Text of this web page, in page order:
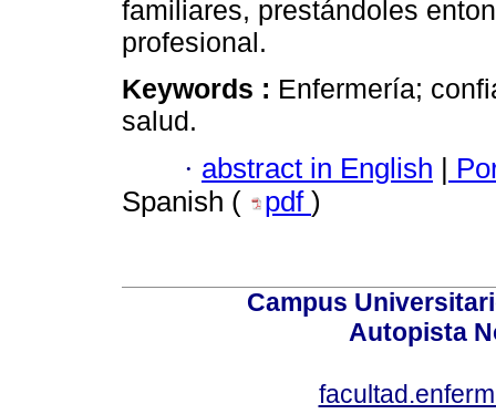
familiares, prestándoles
profesional.
Keywords : Enfermería;
salud.
· abstract in English |
Spanish (
pdf )
Campus
Autopista